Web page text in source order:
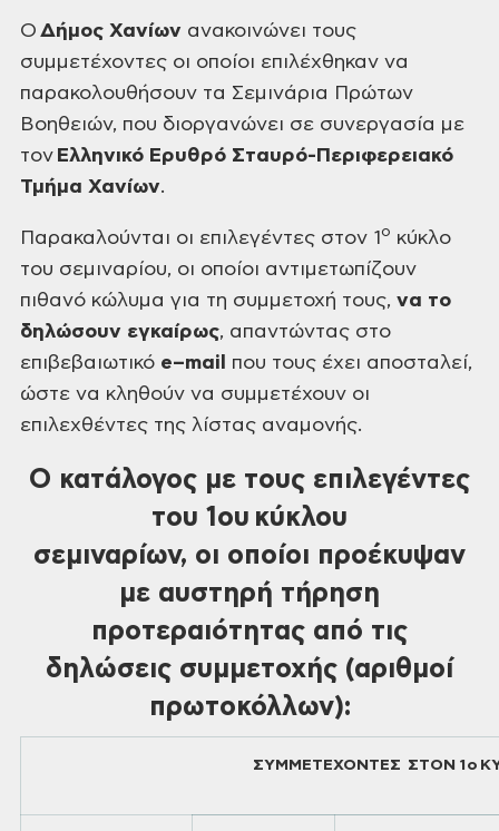
Ο Δήμος Χανίων ανακοινώνει τους
συμμετέχοντες οι οποίοι επιλέχθηκαν να
παρακολουθήσουν τα Σεμινάρια Πρώτων
Βοηθειών, που διοργανώνει σε συνεργασία με
τον Ελληνικό Ερυθρό Σταυρό-Περιφερειακό
Τμήμα Χανίων.
Παρακαλούνται οι επιλεγέντες στον 1 ο κύκλο
του σεμιναρίου, οι οποίοι αντιμετωπίζουν
πιθανό κώλυμα για τη συμμετοχή τους, να το
δηλώσουν εγκαίρως, απαντώντας στο
επιβεβαιωτικό e–mail που τους έχει αποσταλεί,
ώστε να κληθούν να συμμετέχουν οι
επιλεχθέντες της λίστας αναμονής.
Ο κατάλογος με τους επιλεγέντες
του 1ου κύκλου
σεμιναρίων, οι οποίοι προέκυψαν
με αυστηρή τήρηση
προτεραιότητας από τις
δηλώσεις συμμετοχής (αριθμοί
πρωτοκόλλων):
ΣΥΜΜΕΤΕΧΟΝΤΕΣ ΣΤΟΝ 1ο